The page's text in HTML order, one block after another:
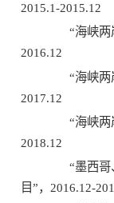
2015.1-2015.12
“海峡两岸
2016.12
“海峡两岸
2017.12
“海峡两岸
2018.12
“墨西哥、
目”，2016.12-